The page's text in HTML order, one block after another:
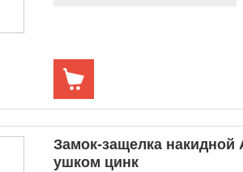
Замок-защелка
ушком цинк